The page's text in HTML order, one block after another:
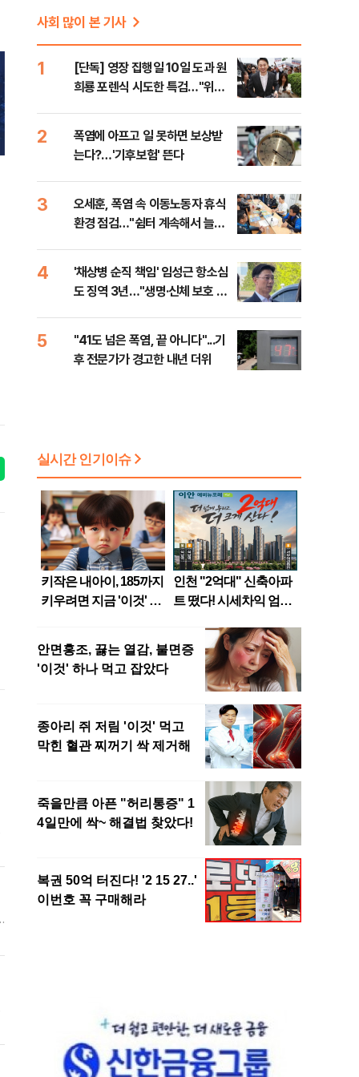
사회 많이 본 기사
1
[단독] 영장 집행일 10일 도과 원
희룡 포렌식 시도한 특검…"위법
2
폭염에 아프고 일 못하면 보상받
는다?…'기후보험' 뜬다
3
오세훈, 폭염 속 이동노동자 휴식
환경 점검…"쉼터 계속해서 늘려
4
'채상병 순직 책임' 임성근 항소심
도 징역 3년…"생명·신체 보호 의
5
"41도 넘은 폭염, 끝 아니다"...기
후 전문가가 경고한 내년 더위